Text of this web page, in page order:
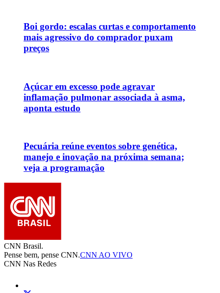
Boi gordo: escalas curtas e comportamento
mais agressivo do comprador puxam
preços
Açúcar em excesso pode agravar
inflamação pulmonar associada à asma,
aponta estudo
Pecuária reúne eventos sobre genética,
manejo e inovação na próxima semana;
veja a programação
CNN Brasil.
Pense bem, pense CNN.CNN AO VIVO
CNN Nas Redes